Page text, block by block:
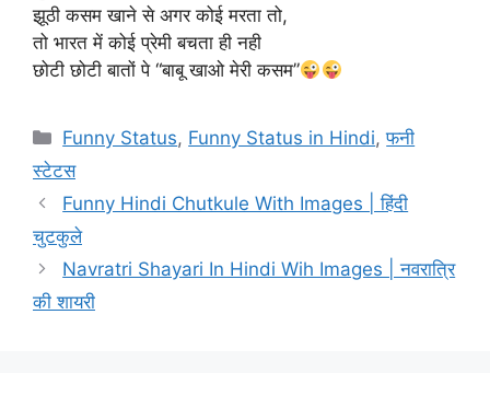
झूठी कसम खाने से अगर कोई मरता तो,
तो भारत में कोई प्रेमी बचता ही नही
छोटी छोटी बातों पे “बाबू खाओ मेरी कसम”
Categories
Funny Status, Funny Status in Hindi,फनी
स्टेटस
Funny Hindi Chutkule With Images | हिंदी
चुटकुले
Navratri Shayari In Hindi Wih Images | नवरात्रि
की शायरी